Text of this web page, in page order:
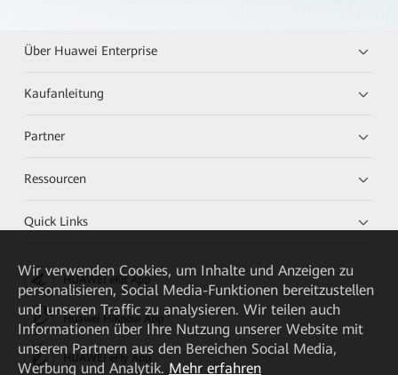
Über Huawei Enterprise
Kaufanleitung
Partner
Ressourcen
Quick Links
HUAWEI eKit App
Huawei HiKnow App
HUAWEI eFly App
Wir verwenden Cookies, um Inhalte und Anzeigen zu
personalisieren, Social Media-Funktionen bereitzustellen
und unseren Traffic zu analysieren. Wir teilen auch
Informationen über Ihre Nutzung unserer Website mit
unseren Partnern aus den Bereichen Social Media,
Werbung und Analytik. Mehr erfahren